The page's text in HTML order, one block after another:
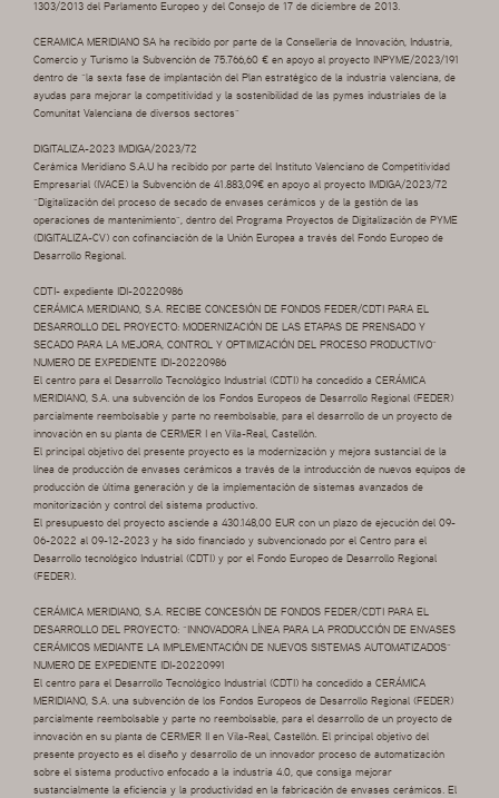
1303/2013 del Parlamento Europeo y del Consejo de 17 de diciembre de 2013.
CERAMICA MERIDIANO SA ha recibido por parte de la Conselleria de Innovación, Industria,
Comercio y Turismo la Subvención de 75.766,60 € en apoyo al proyecto INPYME/2023/191
dentro de “la sexta fase de implantación del Plan estratégico de la industria valenciana, de
ayudas para mejorar la competitividad y la sostenibilidad de las pymes industriales de la
Comunitat Valenciana de diversos sectores”
DIGITALIZA-2023 IMDIGA/2023/72
Cerámica Meridiano S.A.U ha recibido por parte del Instituto Valenciano de Competitividad
Empresarial (IVACE) la Subvención de 41.883,09€ en apoyo al proyecto IMDIGA/2023/72
“Digitalización del proceso de secado de envases cerámicos y de la gestión de las
operaciones de mantenimiento”, dentro del Programa Proyectos de Digitalización de PYME
(DIGITALIZA-CV) con cofinanciación de la Unión Europea a través del Fondo Europeo de
Desarrollo Regional.
CDTI- expediente IDI-20220986
CERÁMICA MERIDIANO, S.A. RECIBE CONCESIÓN DE FONDOS FEDER/CDTI PARA EL
DESARROLLO DEL PROYECTO: MODERNIZACIÓN DE LAS ETAPAS DE PRENSADO Y
SECADO PARA LA MEJORA, CONTROL Y OPTIMIZACIÓN DEL PROCESO PRODUCTIVO”
NUMERO DE EXPEDIENTE IDI-20220986
El centro para el Desarrollo Tecnológico Industrial (CDTI) ha concedido a CERÁMICA
MERIDIANO, S.A. una subvención de los Fondos Europeos de Desarrollo Regional (FEDER)
parcialmente reembolsable y parte no reembolsable, para el desarrollo de un proyecto de
innovación en su planta de CERMER I en Vila-Real, Castellón.
El principal objetivo del presente proyecto es la modernización y mejora sustancial de la
línea de producción de envases cerámicos a través de la introducción de nuevos equipos de
producción de última generación y de la implementación de sistemas avanzados de
monitorización y control del sistema productivo.
El presupuesto del proyecto asciende a 430.148,00 EUR con un plazo de ejecución del 09-
06-2022 al 09-12-2023 y ha sido financiado y subvencionado por el Centro para el
Desarrollo tecnológico Industrial (CDTI) y por el Fondo Europeo de Desarrollo Regional
(FEDER).
CERÁMICA MERIDIANO, S.A. RECIBE CONCESIÓN DE FONDOS FEDER/CDTI PARA EL
DESARROLLO DEL PROYECTO: “INNOVADORA LÍNEA PARA LA PRODUCCIÓN DE ENVASES
CERÁMICOS MEDIANTE LA IMPLEMENTACIÓN DE NUEVOS SISTEMAS AUTOMATIZADOS”
NUMERO DE EXPEDIENTE IDI-20220991
El centro para el Desarrollo Tecnológico Industrial (CDTI) ha concedido a CERÁMICA
MERIDIANO, S.A. una subvención de los Fondos Europeos de Desarrollo Regional (FEDER)
parcialmente reembolsable y parte no reembolsable, para el desarrollo de un proyecto de
innovación en su planta de CERMER II en Vila-Real, Castellón. El principal objetivo del
presente proyecto es el diseño y desarrollo de un innovador proceso de automatización
sobre el sistema productivo enfocado a la industria 4.0, que consiga mejorar
sustancialmente la eficiencia y la productividad en la fabricación de envases cerámicos. El